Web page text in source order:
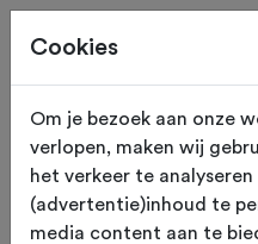
De Hel
zaterdag 4 juli
Cookies
Om je bezoek aan onze
verlopen, maken wij
het verkeer te
(advertentie)inhoud te
media content aan te